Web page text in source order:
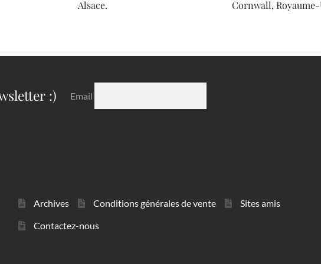
Alsace.
Cornwall,
:) Email
Archives Conditions générales de vente
Sites amis
Contactez-nous